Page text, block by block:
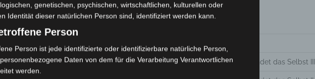
Situationen, in denen
mit-erzählen und verändern,
formen, indem sie aktiv
Situationen sind die Gespräche
und die Situation von Therapeut und
ist der Unterschied zwischen
Die Psychosomatik erkundet das Selbst III
genetischen, psychischen, wirtschaftlichen, kulturellen oder
Identität dieser natürlichen Person sind, identifiziert werden kann.
Person
Person ist jede identifizierte oder identifizierbare natürliche Person,
Daten von dem für die Verarbeitung Verantwortlichen
werden.